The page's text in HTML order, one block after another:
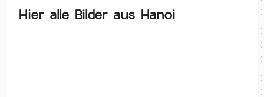
Hier alle Bilder aus Hanoi